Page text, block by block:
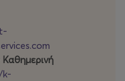
210 6015332.
Καθημερινή
k-